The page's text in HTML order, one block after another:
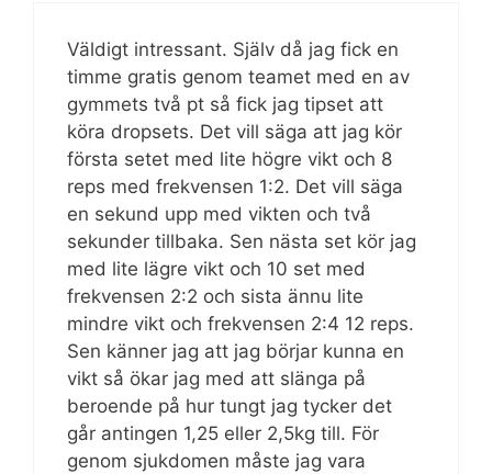
Väldigt intressant. Själv då jag fick en
timme gratis genom teamet med en av
gymmets två pt så fick jag tipset att
köra dropsets. Det vill säga att jag kör
första setet med lite högre vikt och 8
reps med frekvensen 1:2. Det vill säga
en sekund upp med vikten och två
sekunder tillbaka. Sen nästa set kör jag
med lite lägre vikt och 10 set med
frekvensen 2:2 och sista ännu lite
mindre vikt och frekvensen 2:4 12 reps.
Sen känner jag att jag börjar kunna en
vikt så ökar jag med att slänga på
beroende på hur tungt jag tycker det
går antingen 1,25 eller 2,5kg till. För
genom sjukdomen måste jag vara